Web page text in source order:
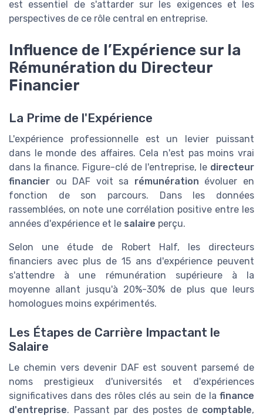
est essentiel de s'attarder sur les exigences et les
perspectives de ce rôle central en entreprise.
Influence de l’Expérience sur la
Rémunération du Directeur
Financier
La Prime de l'Expérience
L'expérience professionnelle est un levier puissant
dans le monde des affaires. Cela n'est pas moins vrai
dans la finance. Figure-clé de l'entreprise, le directeur
financier ou DAF voit sa rémunération évoluer en
fonction de son parcours. Dans les données
rassemblées, on note une corrélation positive entre les
années d'expérience et le salaire perçu.
Selon une étude de Robert Half, les directeurs
financiers avec plus de 15 ans d'expérience peuvent
s'attendre à une rémunération supérieure à la
moyenne allant jusqu'à 20%-30% de plus que leurs
homologues moins expérimentés.
Les Étapes de Carrière Impactant le
Salaire
Le chemin vers devenir DAF est souvent parsemé de
noms prestigieux d'universités et d'expériences
significatives dans des rôles clés au sein de la finance
d'entreprise. Passant par des postes de comptable,